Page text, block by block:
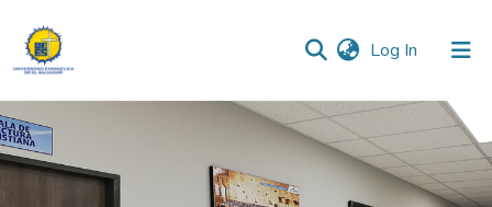
Log In (current)
Communities & Collections
All of DSpace